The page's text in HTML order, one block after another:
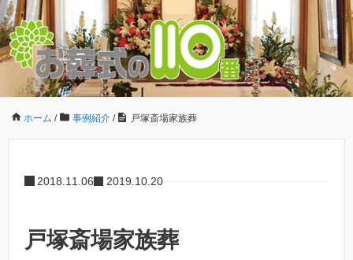
ホーム / 事例紹介 / 戸塚斎場家族葬
2018.11.06 2019.10.20
戸塚斎場家族葬